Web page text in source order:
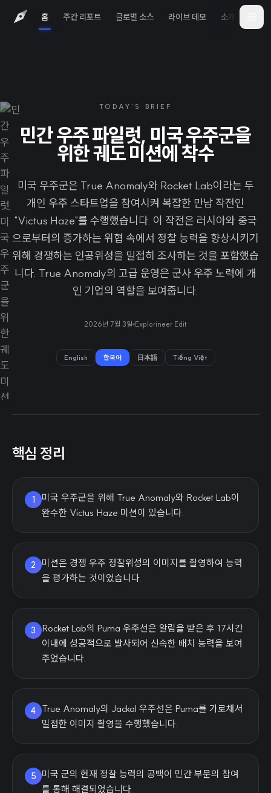
홈 주간 리포트 글로벌 소스 라이브 데모 소개
TODAY'S BRIEF
민간 우주 파일럿, 미국 우주군을
위한 궤도 미션에 착수
미국 우주군은 True Anomaly와 Rocket Lab이라는 두
개인 우주 스타트업을 참여시켜 복잡한 만남 작전인
"Victus Haze"를 수행했습니다. 이 작전은 러시아와 중국
으로부터의 증가하는 위협 속에서 정찰 능력을 향상시키기
위해 경쟁하는 인공위성을 밀접히 조사하는 것을 포함했습
니다. True Anomaly의 고급 운영은 군사 우주 노력에 개
인 기업의 역할을 보여줍니다.
2026년 7월 3일 Explorineer Edit
English 한국어 日本語 Tiếng Việt
핵심 정리
1
미국 우주군을 위해 True Anomaly와 Rocket Lab이
완수한 Victus Haze 미션이 있습니다.
2
미션은 경쟁 우주 정찰위성의 이미지를 촬영하여 능력
을 평가하는 것이었습니다.
3
Rocket Lab의 Puma 우주선은 알림을 받은 후 17시간
이내에 성공적으로 발사되어 신속한 배치 능력을 보여
주었습니다.
4
True Anomaly의 Jackal 우주선은 Puma를 가로채서
밀접한 이미지 촬영을 수행했습니다.
5
미국 군의 현재 정찰 능력의 공백이 민간 부문의 참여
를 통해 해결되었습니다.